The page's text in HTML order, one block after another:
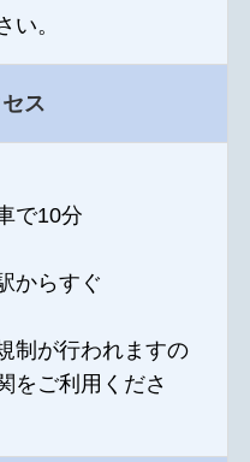
い。
ス
で10分
からすぐ
制が行われますの
をご利用くださ